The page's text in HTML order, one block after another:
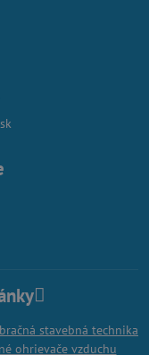
stavebná technika
ohrievače vzduchu